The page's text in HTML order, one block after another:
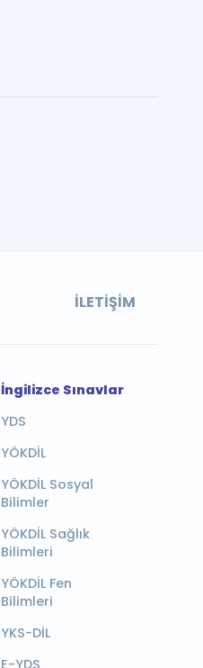
İLETIŞIM
İngilizce Sınavlar
YDS
YÖKDİL
YÖKDİL Sosyal
Bilimler
YÖKDİL Sağlık
Bilimleri
YÖKDİL Fen
Bilimleri
YKS-DİL
E-YDS